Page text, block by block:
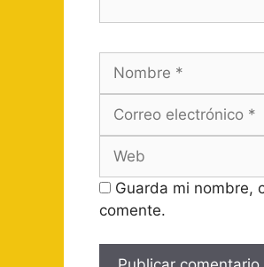
Guarda mi nombre,
comente.